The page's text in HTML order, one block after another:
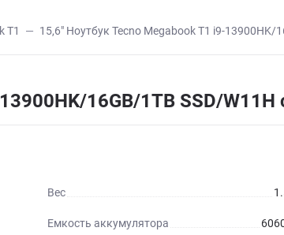
T1 15,6" Ноутбук Tecno Megabook T1 i9-13900HK/
16GB/1TB SSD/
Вес
Емкость аккумулятора